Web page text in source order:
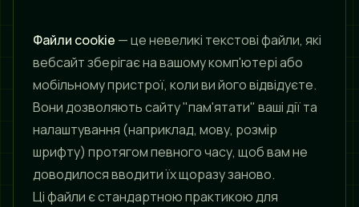
Файли cookie — це невеликі текстові файли, які
вебсайт зберігає на вашому комп'ютері або
мобільному пристрої, коли ви його відвідуєте.
Вони дозволяють сайту "пам'ятати" ваші дії та
налаштування (наприклад, мову, розмір
шрифту) протягом певного часу, щоб вам не
доводилося вводити їх щоразу заново.
Ці файли є стандартною практикою для